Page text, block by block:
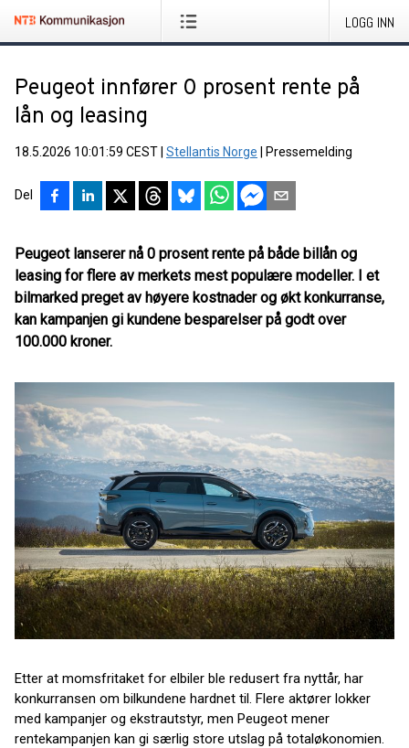
LOGG INN
Peugeot innfører 0 prosent rente på
lån og leasing
18.5.2026 10:01:59 CEST Stellantis Norge Pressemelding
Del
Peugeot lanserer nå 0 prosent rente på både billån og
leasing for flere av merkets mest populære modeller. I et
bilmarked preget av høyere kostnader og økt konkurranse,
kan kampanjen gi kundene besparelser på godt over
100.000 kroner.
Etter at momsfritaket for elbiler ble redusert fra nyttår, har
konkurransen om bilkundene hardnet til. Flere aktører lokker
med kampanjer og ekstrautstyr, men Peugeot mener
rentekampanjen kan gi særlig store utslag på totaløkonomien.